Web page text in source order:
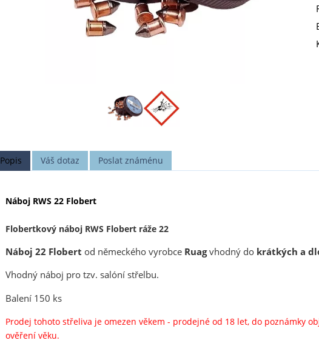
Popis Váš dotaz Poslat známénu
Náboj RWS 22 Flobert
Flobertkový náboj RWS Flobert ráže 22
Náboj 22 Flobert od německého vyrobce Ruagvhodný dokrátkých a
Vhodný náboj pro tzv. salóní střelbu.
Balení 150 ks
Prodej tohoto střeliva je omezen věkem - prodejné od 18 let, do poznámky
ověření věku.